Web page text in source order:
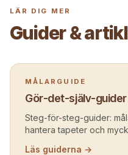
LÄR DIG MER
Guider &
MÅLARGUIDE
Gör-det-själv-
Steg-för-steg-guider:
hantera tapeter och
Läs guiderna →